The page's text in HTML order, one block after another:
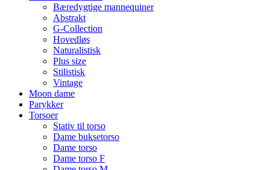
Bæredygtige mannequiner
Abstrakt
G-Collection
Hovedløs
Naturalistisk
Plus size
Stilistisk
Vintage
Moon dame
Parykker
Torsoer
Stativ til torso
Dame buksetorso
Dame torso
Dame torso F